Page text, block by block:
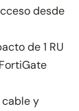
desde
de 1 RU
y